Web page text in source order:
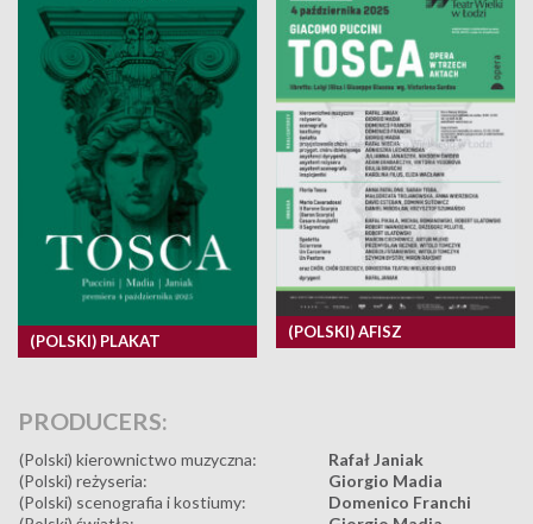
(POLSKI) PLAKAT
(POLSKI) AFISZ
PRODUCERS:
(Polski) kierownictwo muzyczna:
Rafał Janiak
(Polski) reżyseria:
Giorgio Madia
(Polski) scenografia i kostiumy:
Domenico Franchi